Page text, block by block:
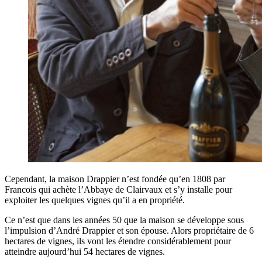
Cependant, la maison Drappier n’est fondée qu’en 1808 par
Francois qui achète l’Abbaye de Clairvaux et s’y installe pour
exploiter les quelques vignes qu’il a en propriété.
Ce n’est que dans les années 50 que la maison se développe sous
l’impulsion d’André Drappier et son épouse. Alors propriétaire de 6
hectares de vignes, ils vont les étendre considérablement pour
atteindre aujourd’hui 54 hectares de vignes.